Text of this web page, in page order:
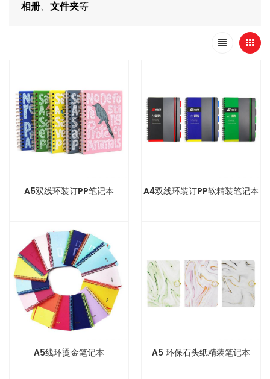
相册
文件夹等
A5双线环装订PP笔记本 A4双线环装订PP软精装笔记本
A5线环烫金笔记本 A5 环保石头纸精装笔记本